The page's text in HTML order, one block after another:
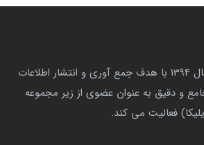
مرجع حقوقی ایران از سال 1394 با هدف جمع آوری و انتشار اطلاعات
و دقیق به عنوان عضوی از زیر مجموعه
فعالیت می کند.